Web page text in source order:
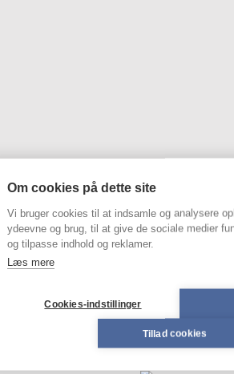
36
VARER
Om cookies på dette site
Vi bruger cookies til at indsamle og analysere
ydeevne og brug, til at give de sociale medier
og tilpasse indhold og reklamer.
Læs mere
Cookies-indstillinger
Tillad cookies